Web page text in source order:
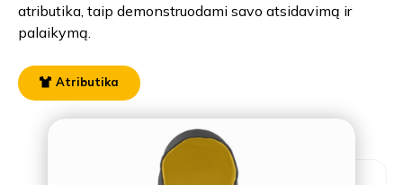
atributika, taip demonstruodami savo atsidavimą ir
palaikymą.
Atributika